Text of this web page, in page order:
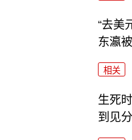
“去美
东瀛
相关
生死
到见